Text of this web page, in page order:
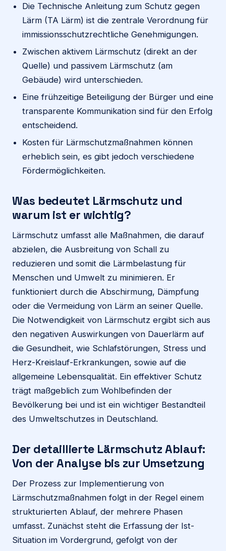
Die Technische Anleitung zum Schutz gegen
Lärm (TA Lärm) ist die zentrale Verordnung für
immissionsschutzrechtliche Genehmigungen.
Zwischen aktivem Lärmschutz (direkt an der
Quelle) und passivem Lärmschutz (am
Gebäude) wird unterschieden.
Eine frühzeitige Beteiligung der Bürger und eine
transparente Kommunikation sind für den Erfolg
entscheidend.
Kosten für Lärmschutzmaßnahmen können
erheblich sein, es gibt jedoch verschiedene
Fördermöglichkeiten.
Was bedeutet Lärmschutz und
warum ist er wichtig?
Lärmschutz umfasst alle Maßnahmen, die darauf
abzielen, die Ausbreitung von Schall zu
reduzieren und somit die Lärmbelastung für
Menschen und Umwelt zu minimieren. Er
funktioniert durch die Abschirmung, Dämpfung
oder die Vermeidung von Lärm an seiner Quelle.
Die Notwendigkeit von Lärmschutz ergibt sich aus
den negativen Auswirkungen von Dauerlärm auf
die Gesundheit, wie Schlafstörungen, Stress und
Herz-Kreislauf-Erkrankungen, sowie auf die
allgemeine Lebensqualität. Ein effektiver Schutz
trägt maßgeblich zum Wohlbefinden der
Bevölkerung bei und ist ein wichtiger Bestandteil
des Umweltschutzes in Deutschland.
Der detaillierte Lärmschutz Ablauf:
Von der Analyse bis zur Umsetzung
Der Prozess zur Implementierung von
Lärmschutzmaßnahmen folgt in der Regel einem
strukturierten Ablauf, der mehrere Phasen
umfasst. Zunächst steht die Erfassung der Ist-
Situation im Vordergrund, gefolgt von der